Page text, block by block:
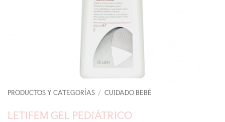
PRODUCTOS Y CATEGORÍAS / CUIDADO BEBÉ
LETIFEM GEL PEDIÁTRICO